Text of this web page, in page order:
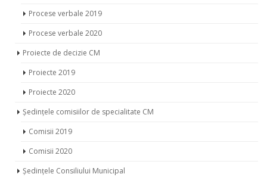
Procese verbale 2019
Procese verbale 2020
Proiecte de decizie CM
Proiecte 2019
Proiecte 2020
Ședințele comisiilor de specialitate CM
Comisii 2019
Comisii 2020
Ședințele Consiliului Municipal